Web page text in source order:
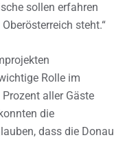
sollen erfahren
steht.“
Rolle im
aller Gäste
die
dass die Donau